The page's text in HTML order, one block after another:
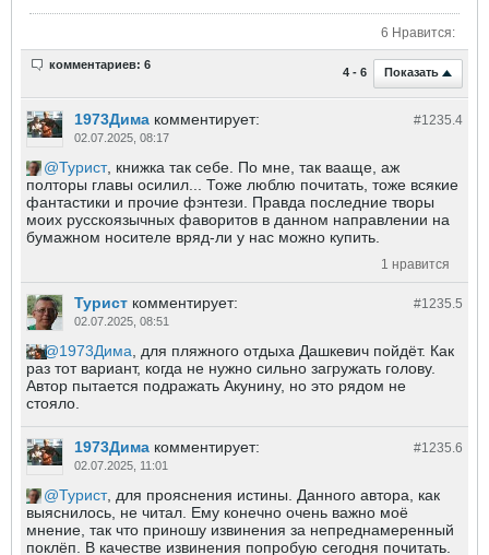
6 Нравится:
4 - 6 Показать
комментариев: 6
#1235.4
1973Дима комментирует:
02.07.2025, 08:17
Турист, книжка так себе. По мне, так вааще, аж
полторы главы осилил... Тоже люблю почитать, тоже всякие
фантастики и прочие фэнтези. Правда последние творы
моих русскоязычных фаворитов в данном направлении на
бумажном носителе вряд-ли у нас можно купить.
1 нравится
#1235.5
Турист комментирует:
02.07.2025, 08:51
1973Дима, для пляжного отдыха Дашкевич пойдёт. Как
раз тот вариант, когда не нужно сильно загружать голову.
Автор пытается подражать Акунину, но это рядом не
стояло.
#1235.6
1973Дима комментирует:
02.07.2025, 11:01
Турист, для прояснения истины. Данного автора, как
выяснилось, не читал. Ему конечно очень важно моё
мнение, так что приношу извинения за непреднамеренный
поклёп. В качестве извинения попробую сегодня почитать.